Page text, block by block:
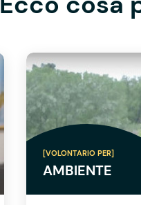
[VOLONTARIO PER]
AMBIENTE